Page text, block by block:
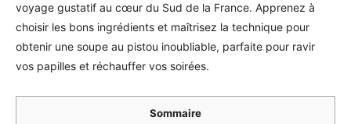
voyage gustatif au cœur du Sud de la France. Apprenez à
choisir les bons ingrédients et maîtrisez la technique pour
obtenir une soupe au pistou inoubliable, parfaite pour ravir
vos papilles et réchauffer vos soirées.
Sommaire